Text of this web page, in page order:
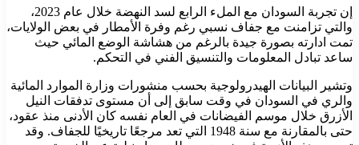
إن تجربة السودان مع الملء الرابع لسد النهضة خلال عام 2023،
والتي تزامنت مع جفاف نسبي رغم وفرة الأمطار في بعض الولايات،
تمت ادارته بصورة جيدة بالرغم من هشاشة الوضع المائي حيث
ساعد تبادل المعلومات والتنسيق الفني في التحكم.
وتشير البيانات الهيدرولوجية بحسب منشورات وزارة الموارد المائية
والري في السودان في وقت سابق إلى أن مستوى تدفقات النيل
الأزرق خلال موسم الفيضانات في العام نفسه كان الأدنى منذ عقود،
حتى بالمقارنة مع سنة 1948 التي تعد مرجعًا تاريخيًا للجفاف. وقد